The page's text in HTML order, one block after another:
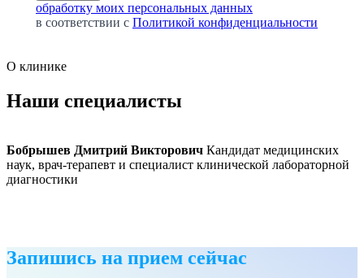
обработку моих персональных данных
в соответствии с Политикой конфиденциальности
О клинике
Наши специалисты
Бобрышев Дмитрий Викторович Кандидат медицинских
наук, врач-терапевт и специалист клинической лабораторной
диагностики
Запишись на прием сейчас